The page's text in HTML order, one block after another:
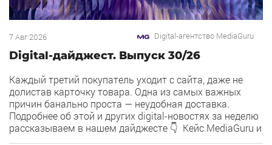
7 Авг 2026 Digital-агентство MediaGuru
Digital-дайджест. Выпуск 30/26
Каждый третий покупатель уходит с сайта, даже не
долистав карточку товара. Одна из самых важных
причин банально проста — неудобная доставка.
Подробнее об этой и других digital-новостях за неделю
рассказываем в нашем дайджесте 👇 Кейс MediaGuru и